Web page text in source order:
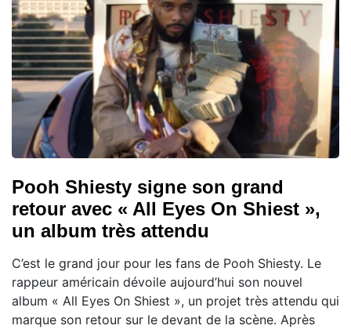
Pooh Shiesty signe son grand
retour avec « All Eyes On Shiest »,
un album très attendu
C’est le grand jour pour les fans de Pooh Shiesty. Le
rappeur américain dévoile aujourd’hui son nouvel
album « All Eyes On Shiest », un projet très attendu qui
marque son retour sur le devant de la scène. Après